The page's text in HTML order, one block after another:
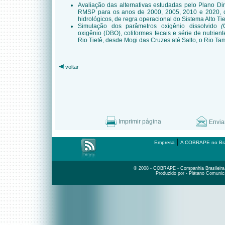
Avaliação das alternativas estudadas pelo Plano
RMSP para os anos de 2000, 2005, 2010 e 2020,
hidrológicos, de regra operacional do Sistema Alto
Simulação dos parâmetros oxigênio dissolvido(
oxigênio (DBO), coliformes fecais e série de
Rio Tietê, desde Mogi das Cruzes até Salto, o Rio
voltar
Imprimir página
Empresa | A COBRAPE no
© 2008 - COBRAPE - Companhia
Produzido por - Plátano